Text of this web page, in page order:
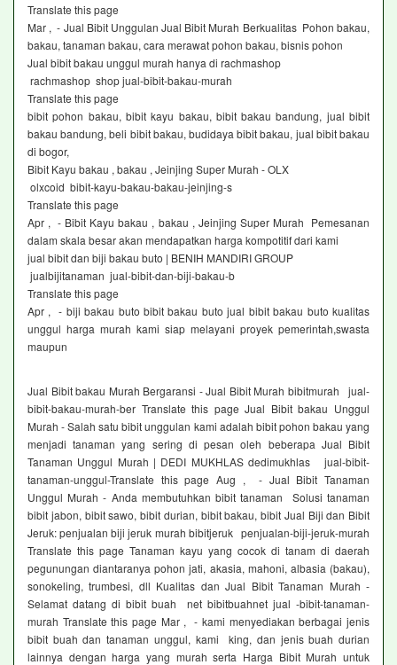
Translate this page
Mar , - Jual Bibit Unggulan Jual Bibit Murah Berkualitas Pohon bakau,
bakau, tanaman bakau, cara merawat pohon bakau, bisnis pohon
Jual bibit bakau unggul murah hanya di rachmashop
rachmashop shop jual-bibit-bakau-murah
Translate this page
bibit pohon bakau, bibit kayu bakau, bibit bakau bandung, jual bibit
bakau bandung, beli bibit bakau, budidaya bibit bakau, jual bibit bakau
di bogor,
Bibit Kayu bakau , bakau , Jeinjing Super Murah - OLX
olxcoid bibit-kayu-bakau-bakau-jeinjing-s
Translate this page
Apr , - Bibit Kayu bakau , bakau , Jeinjing Super Murah Pemesanan
dalam skala besar akan mendapatkan harga kompotitif dari kami
jual bibit dan biji bakau buto | BENIH MANDIRI GROUP
jualbijitanaman jual-bibit-dan-biji-bakau-b
Translate this page
Apr , - biji bakau buto bibit bakau buto jual bibit bakau buto kualitas
unggul harga murah kami siap melayani proyek pemerintah,swasta
maupun
Jual Bibit bakau Murah Bergaransi - Jual Bibit Murah bibitmurah jual-
bibit-bakau-murah-ber Translate this page Jual Bibit bakau Unggul
Murah - Salah satu bibit unggulan kami adalah bibit pohon bakau yang
menjadi tanaman yang sering di pesan oleh beberapa Jual Bibit
Tanaman Unggul Murah | DEDI MUKHLAS dedimukhlas jual-bibit-
tanaman-unggul-Translate this page Aug , - Jual Bibit Tanaman
Unggul Murah - Anda membutuhkan bibit tanaman Solusi tanaman
bibit jabon, bibit sawo, bibit durian, bibit bakau, bibit Jual Biji dan Bibit
Jeruk: penjualan biji jeruk murah bibitjeruk penjualan-biji-jeruk-murah
Translate this page Tanaman kayu yang cocok di tanam di daerah
pegunungan diantaranya pohon jati, akasia, mahoni, albasia (bakau),
sonokeling, trumbesi, dll Kualitas dan Jual Bibit Tanaman Murah -
Selamat datang di bibit buah net bibitbuahnet jual -bibit-tanaman-
murah Translate this page Mar , - kami menyediakan berbagai jenis
bibit buah dan tanaman unggul, kami king, dan jenis buah durian
lainnya dengan harga yang murah serta Harga Bibit Murah untuk